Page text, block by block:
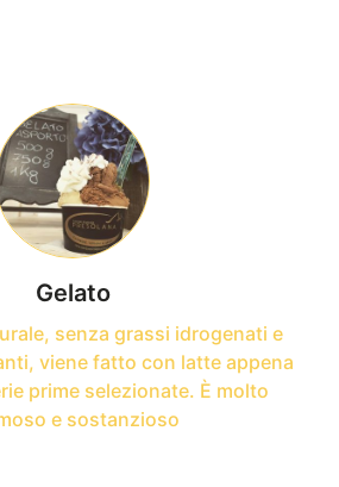
Gelato
senza grassi idrogenati e
viene fatto con latte appena
prime selezionate. È molto
e sostanzioso